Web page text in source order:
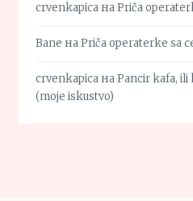
crvenkapica наPriča
Bane наPriča operaterke sa
crvenkapica наPancir kafa,
(moje iskustvo)